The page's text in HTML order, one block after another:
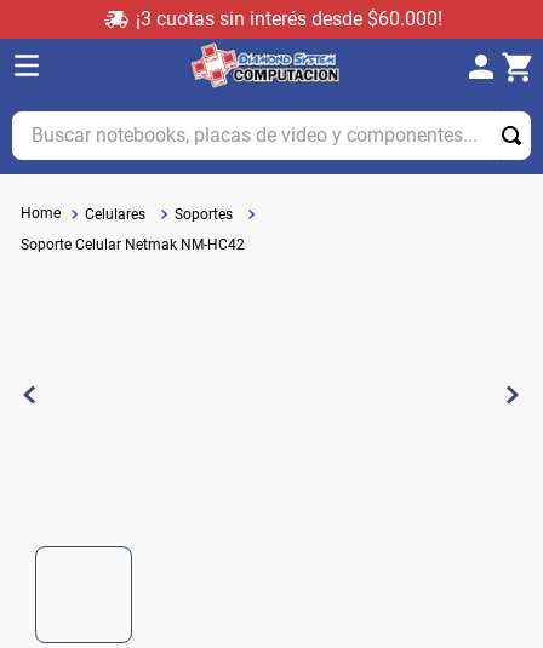
¡3 cuotas sin interés desde $60.000!
Buscar notebooks, placas de video y componentes...
Celulares
Soportes
Soporte Celular Netmak NM-HC42